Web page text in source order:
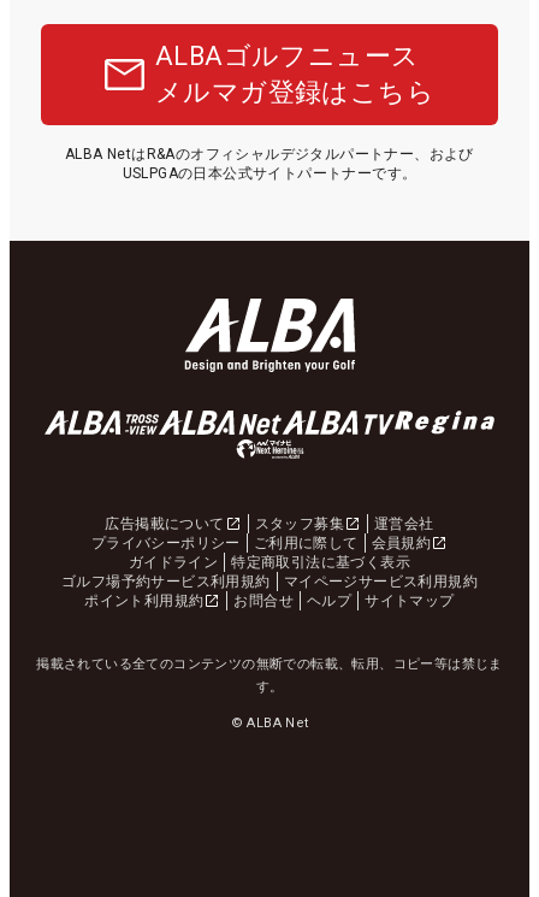
ALBAゴルフニュース
メルマガ登録はこちら
ALBA NetはR&Aのオフィシャルデジタルパートナー、および
USLPGAの日本公式サイトパートナーです。
広告掲載について スタッフ募集
運営会社
プライバシーポリシー
ご利用に際して
会員規約
ガイドライン
特定商取引法に基づく表示
ゴルフ場予約サービス利用規約
マイページサービス利用規約
ポイント利用規約
お問合せ ヘルプ サイトマップ
掲載されている全てのコンテンツの無断での転載、転用、コピー等は禁じま
す。
© ALBA Net